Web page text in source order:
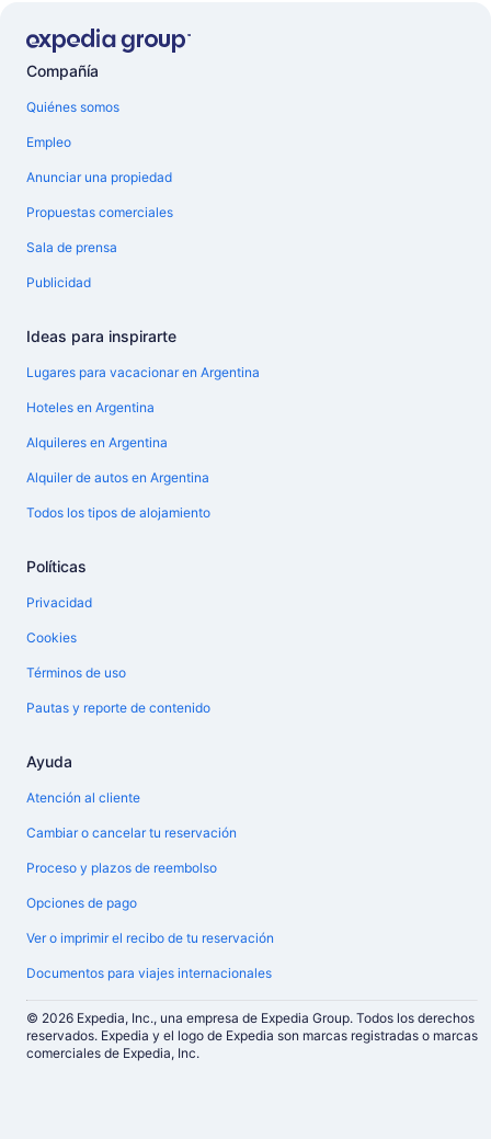
Compañía
Quiénes somos
Empleo
Anunciar una propiedad
Propuestas comerciales
Sala de prensa
Publicidad
Ideas para inspirarte
Lugares para vacacionar en Argentina
Hoteles en Argentina
Alquileres en Argentina
Alquiler de autos en Argentina
Todos los tipos de alojamiento
Políticas
Privacidad
Cookies
Términos de uso
Pautas y reporte de contenido
Ayuda
Atención al cliente
Cambiar o cancelar tu reservación
Proceso y plazos de reembolso
Opciones de pago
Ver o imprimir el recibo de tu reservación
Documentos para viajes internacionales
© 2026 Expedia, Inc., una empresa de Expedia Group. Todos los derechos
reservados. Expedia y el logo de Expedia son marcas registradas o marcas
comerciales de Expedia, Inc.